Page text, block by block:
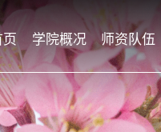
页 学院概况 师资队伍